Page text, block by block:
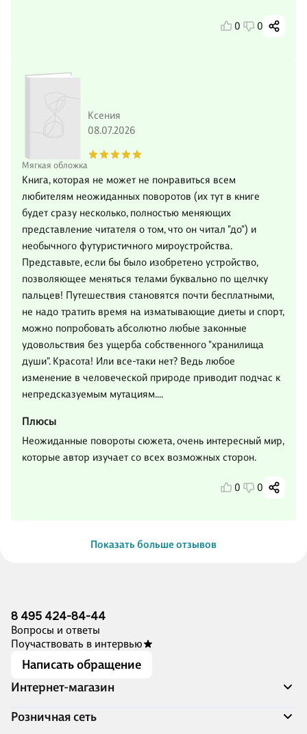
0 0
Мягкая обложка
Ксения
08.07.2026
Книга, которая не может не понравиться всем
любителям неожиданных поворотов (их тут в книге
будет сразу несколько, полностью меняющих
представление читателя о том, что он читал "до") и
необычного футуристичного мироустройства.
Представьте, если бы было изобретено устройство,
позволяющее меняться телами буквально по щелчку
пальцев! Путешествия становятся почти бесплатными,
не надо тратить время на изматывающие диеты и спорт,
можно попробовать абсолютно любые законные
удовольствия без ущерба собственного "хранилища
души". Красота! Или все-таки нет? Ведь любое
изменение в человеческой природе приводит подчас к
непредсказуемым мутациям....
Плюсы
Неожиданные повороты сюжета, очень интересный мир,
которые автор изучает со всех возможных сторон.
0 0
Показать больше отзывов
8 495 424-84-44
Вопросы и ответы
Поучаствовать в интервью
Написать обращение
Интернет-магазин
Акции
Розничная сеть